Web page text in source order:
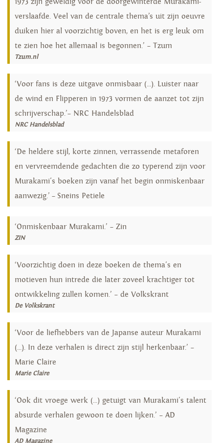
verslaafde. Veel van de centrale thema’s uit zijn oeuvre
duiken hier al voorzichtig boven, en het is erg leuk om
te zien hoe het allemaal is begonnen.’ – Tzum
Tzum.nl
‘Voor fans is deze uitgave onmisbaar (...). Luister naar
de wind en Flipperen in 1973 vormen de aanzet tot zijn
schrijverschap.’– NRC Handelsblad
NRC Handelsblad
‘De heldere stijl, korte zinnen, verrassende metaforen
en vervreemdende gedachten die zo typerend zijn voor
Murakami's boeken zijn vanaf het begin onmiskenbaar
aanwezig.’ – Sneins Petiele
‘Onmiskenbaar Murakami.’ – Zin
ZIN
‘Voorzichtig doen in deze boeken de thema's en
motieven hun intrede die later zoveel krachtiger tot
ontwikkeling zullen komen.’ – de Volkskrant
De Volkskrant
‘Voor de liefhebbers van de Japanse auteur Murakami
(...). In deze verhalen is direct zijn stijl herkenbaar.’ –
Marie Claire
Marie Claire
‘Ook dit vroege werk (...) getuigt van Murakami's talent
absurde verhalen gewoon te doen lijken.’ – AD
Magazine
AD Magazine